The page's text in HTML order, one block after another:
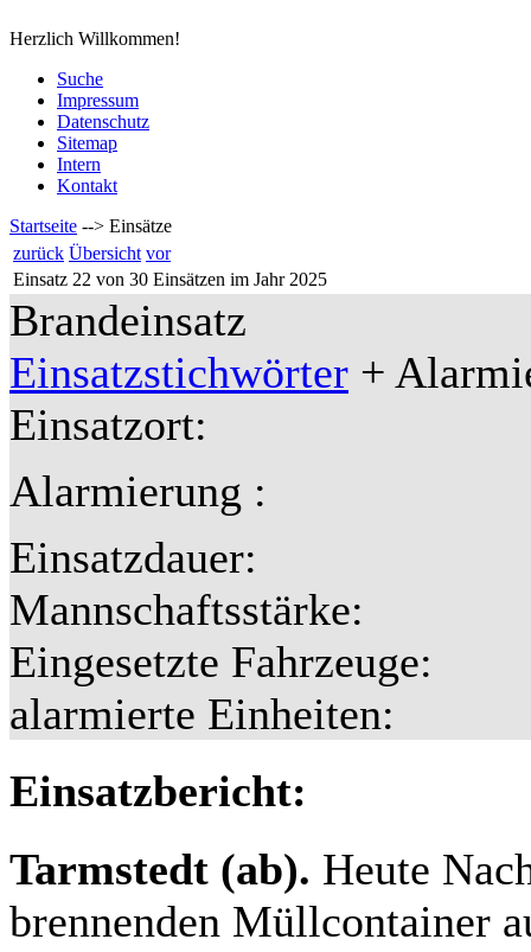
Herzlich Willkommen!
Suche
Impressum
Datenschutz
Sitemap
Intern
Kontakt
Startseite --> Einsätze
zurück Übersicht vor
Einsatz 22 von 30 Einsätzen im Jahr 2025
Brandeinsatz
Einsatzstichwörter +
Einsatzort:
Alarmierung :
Einsatzdauer:
Mannschaftsstärke:
Eingesetzte Fahrzeuge:
alarmierte Einheiten:
Einsatzbericht:
Tarmstedt (ab). Heute
brennenden Müllcontainer